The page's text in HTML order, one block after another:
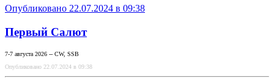
Опубликовано 22.07.2024 в 09:38
Первый Салют
7-7 августа 2026 -- CW, SSB
Опубликовано 22.07.2024 в 09:38